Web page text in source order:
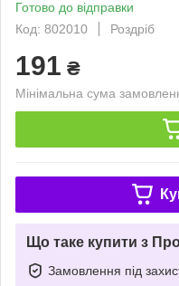
Готово до відправки
Код: 802010
Роздріб
191 ₴
Мінімальна сума
Що таке купити з
Замовлення під